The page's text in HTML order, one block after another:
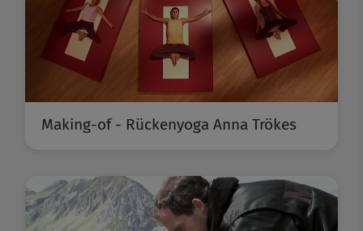
Making-of - Rückenyoga Anna Trökes